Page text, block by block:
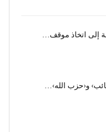
إلى اتخاذ موقف…
و‹حزب الله›…